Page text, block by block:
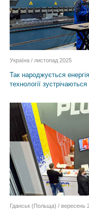
Так народжується
технології
Україна / листопад 2025
Гданськ (Польща) / вересень